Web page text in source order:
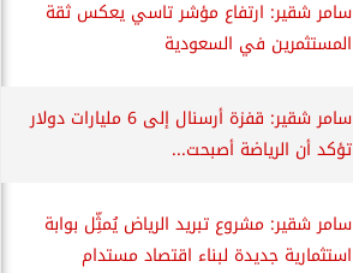
سامر شقير: ارتفاع مؤشر تاسي يعكس ثقة
المستثمرين في السعودية
سامر شقير: قفزة أرسنال إلى 6 مليارات دولار
تؤكد أن الرياضة أصبحت...
سامر شقير: مشروع تبريد الرياض يُمثِّل بوابة
استثمارية جديدة لبناء اقتصاد مستدام